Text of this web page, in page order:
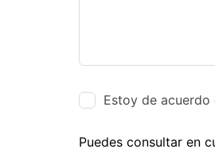
Estoy de
Puedes consultar en